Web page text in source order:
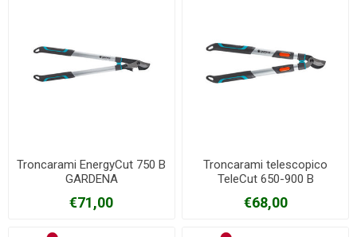
Troncarami EnergyCut 750 B
GARDENA
€71,00
Troncarami telescopico
TeleCut 650-900 B
€68,00